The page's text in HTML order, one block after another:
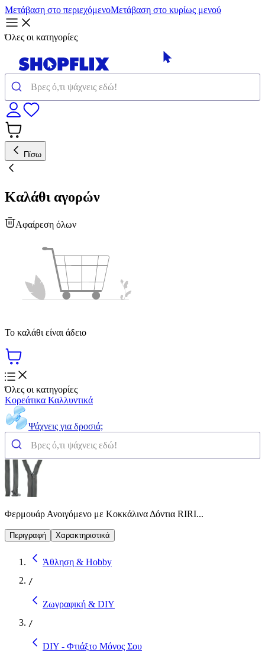
Μετάβαση στο περιεχόμενοΜετάβαση στο κυρίως μενού
Όλες οι κατηγορίες
Πίσω
Καλάθι αγορών
Αφαίρεση όλων
Το καλάθι είναι άδειο
Όλες οι κατηγορίες
Κορεάτικα Καλλυντικά
Ψάχνεις για δροσιά;
Φερμουάρ Ανοιγόμενο με Κοκκάλινα Δόντια RIRI...
Περιγραφή Χαρακτηριστικά
Άθληση & Hobby
/
Ζωγραφική & DIY
/
DIY - Φτιάξτο Μόνος Σου